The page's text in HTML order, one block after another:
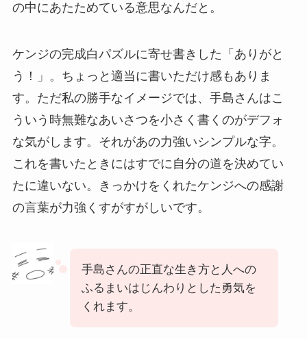
の中にあたためている意思なんだと。
ケンジの完成白パズルに寄せ書きした「ありがと
う！」。ちょっと適当に書いただけ感もありま
す。ただ私の勝手なイメージでは、手島さんはこ
ういう時無難なあいさつを小さく書くのがデフォ
な気がします。それがあの力強いシンプルな字。
これを書いたときにはすでに自分の道を決めてい
たに違いない。きっかけをくれたケンジへの感謝
の言葉が力強くすがすがしいです。
手島さんの正直な生き方と人への
ふるまいはじんわりとした勇気を
くれます。